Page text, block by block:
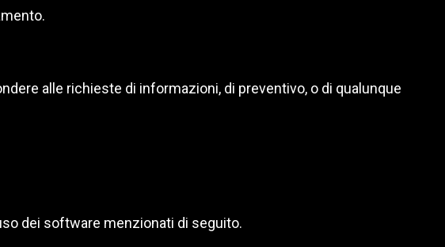
alle richieste di informazioni, di preventivo, o di qualunque
dei software menzionati di seguito.